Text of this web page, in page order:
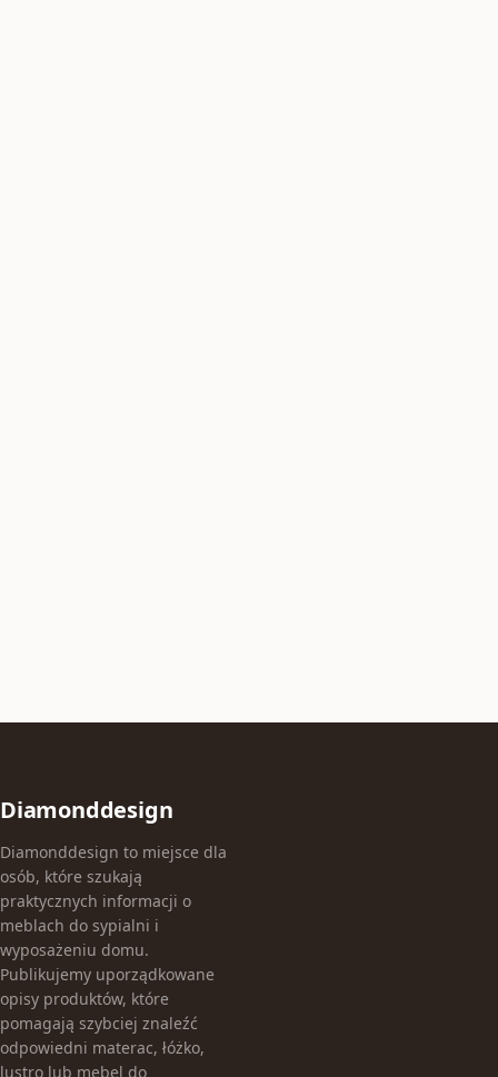
Diamonddesign
Diamonddesign to miejsce dla
osób, które szukają
praktycznych informacji o
meblach do sypialni i
wyposażeniu domu.
Publikujemy uporządkowane
opisy produktów, które
pomagają szybciej znaleźć
odpowiedni materac, łóżko,
lustro lub mebel do